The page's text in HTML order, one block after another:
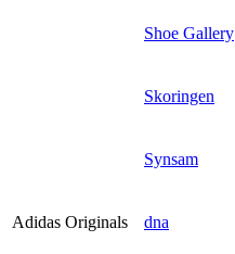
Shoe Gallery
Skoringen
Synsam
Adidas Originals dna